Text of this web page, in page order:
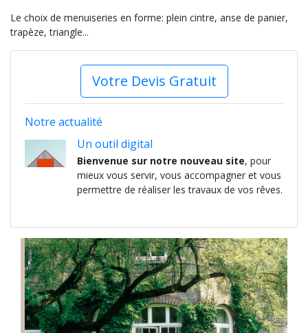
Le choix de menuiseries en forme: plein cintre, anse de panier,
trapèze, triangle...
Votre Devis Gratuit
Notre actualité
Un outil digital
Bienvenue sur notre nouveau site, pour
mieux vous servir, vous accompagner et vous
permettre de réaliser les travaux de vos rêves.